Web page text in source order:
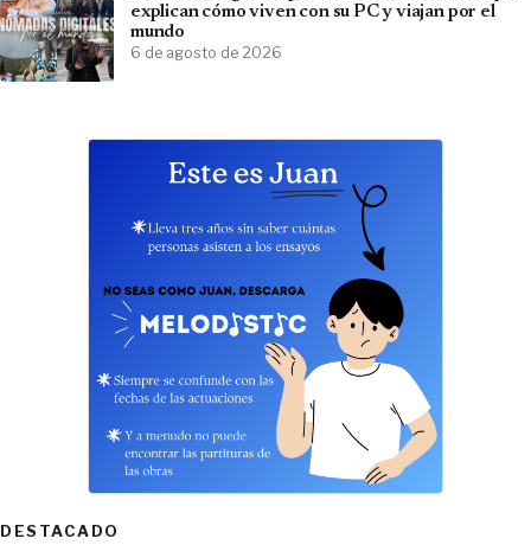
explican cómo viven con su PC y viajan por el
mundo
6 de agosto de 2026
DESTACADO